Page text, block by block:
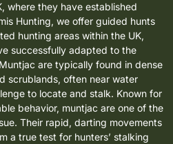
where they have established
Hunting, we offer guided hunts
hunting areas within the UK,
successfully adapted to the
are typically found in dense
scrublands, often near water
to locate and stalk. Known for
behavior, muntjac are one of the
Their rapid, darting movements
a true test for hunters’ stalking